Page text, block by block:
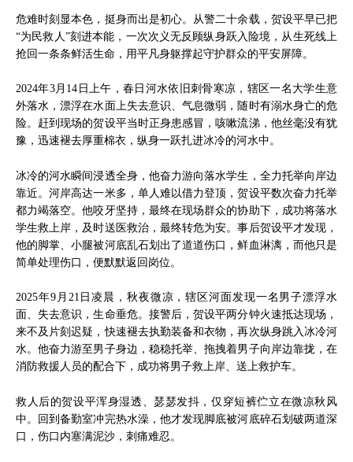
危难时刻显本色，挺身而出是初心。从警二十余载，贺设平早已把
“为民救人”刻进本能，一次次义无反顾纵身跃入险境，从生死线上
抢回一条条鲜活生命，用平凡身躯撑起守护群众的平安屏障。
2024年3月14日上午，春日河水依旧刺骨寒凉，辖区一名大学生意
外落水，漂浮在水面上失去意识、气息微弱，随时有溺水身亡的危
险。赶到现场的贺设平当时正身患感冒，咳嗽流涕，他丝毫没有犹
豫，迅速褪去厚重棉衣，纵身一跃扎进冰冷的河水中。
冰冷的河水瞬间浸透全身，他奋力游向落水学生，全力托举向岸边
靠近。河岸高达一米多，单人难以借力登顶，贺设平数次奋力托举
都力竭落空。他咬牙坚持，最终在现场群众的协助下，成功将落水
学生救上岸，及时送医救治，最终转危为安。事后贺设平才发现，
他的脚掌、小腿被河底乱石划出了道道伤口，鲜血淋漓，而他只是
简单处理伤口，便默默返回岗位。
2025年9月21日凌晨，秋夜微凉，辖区河面发现一名男子漂浮水
面、失去意识，生命垂危。接警后，贺设平两分钟火速抵达现场，
来不及片刻迟疑，快速褪去执勤装备和衣物，再次纵身跳入冰冷河
水。他奋力游至男子身边，稳稳托举、拖拽着男子向岸边靠拢，在
消防救援人员的配合下，成功将男子救上岸、送上救护车。
救人后的贺设平浑身湿透、瑟瑟发抖，仅穿短裤伫立在微凉秋风
中。回到备勤室冲完热水澡，他才发现脚底被河底碎石划破两道深
口，伤口内塞满泥沙，刺痛难忍。